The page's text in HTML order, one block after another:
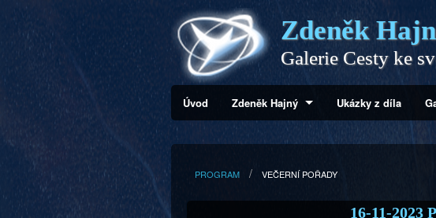
Zdeněk
Galerie Cesty ke
Úvod Zdeněk Hajný Ukázky z díla
PROGRAM VEČERNÍ POŘADY
16-11-2023